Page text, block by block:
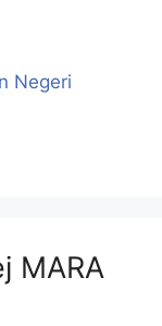
Negeri
MARA